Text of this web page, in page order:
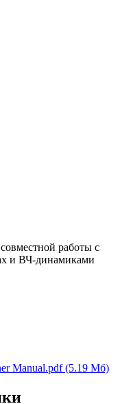
работы с
и ВЧ-динамиками
Manual.pdf (5.19 Мб)